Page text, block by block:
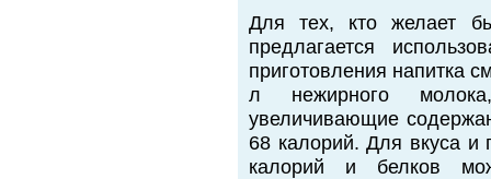
Для тех, кто желает
предлагается
приготовления напитка
л нежирного
увеличивающие
68 калорий. Для вкуса и
калорий и белков